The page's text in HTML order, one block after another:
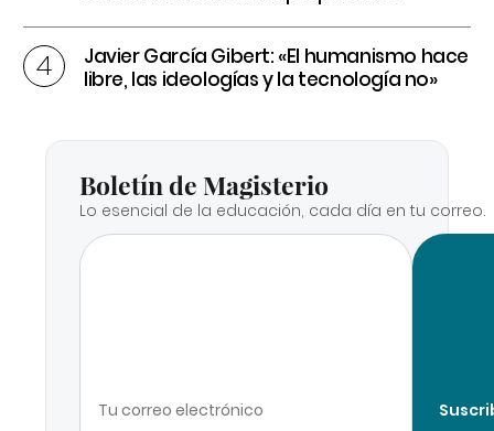
Javier García Gibert: «El humanismo hace
libre, las ideologías y la tecnología no»
Boletín de Magisterio
Lo esencial de la educación, cada día en tu correo.